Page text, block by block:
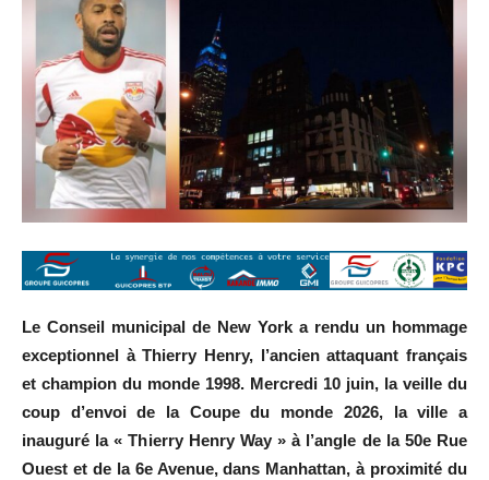
Le Conseil municipal de New York a rendu un hommage
exceptionnel à Thierry Henry, l’ancien attaquant français
et champion du monde 1998. Mercredi 10 juin, la veille du
coup d’envoi de la Coupe du monde 2026, la ville a
inauguré la « Thierry Henry Way » à l’angle de la 50e Rue
Ouest et de la 6e Avenue, dans Manhattan, à proximité du